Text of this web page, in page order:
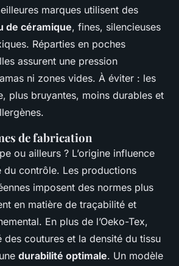
marques utilisent des
de céramique, fines, silencieuses
Réparties en poches
assurent une pression
ni zones vides. À éviter : les
plus bruyantes, moins durables et
de fabrication
ou ailleurs ? L’origine influence
du contrôle. Les productions
imposent des normes plus
en matière de traçabilité et
En plus de l’Oeko-Tex,
coutures et la densité du tissu
durabilité optimale. Un modèle